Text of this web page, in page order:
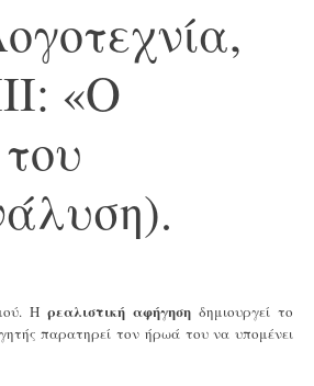
«Ο
Η ρεαλιστική αφήγησηδημιουργεί το
παρατηρεί τον ήρωά του να υπομένει